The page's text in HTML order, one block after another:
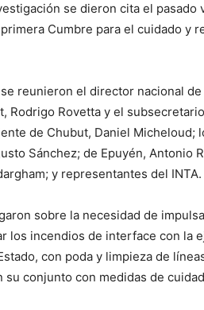
se dieron cita el pasado
Cumbre para el cuidado y
reunieron el director nacional
Rodrigo Rovetta y el
de Chubut, Daniel Micheloud;
Sánchez; de Epuyén, Antonio
y representantes del INTA.
sobre la necesidad de
los incendios de interface con la
con poda y limpieza de
su conjunto con medidas de